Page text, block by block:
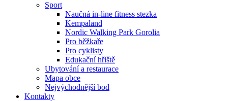
Sport
Naučná in-line fitness stezka
Kempaland
Nordic Walking Park Gorolia
Pro běžkaře
Pro cyklisty
Edukační hřiště
Ubytování a restaurace
Mapa obce
Nejvýchodnější bod
Kontakty